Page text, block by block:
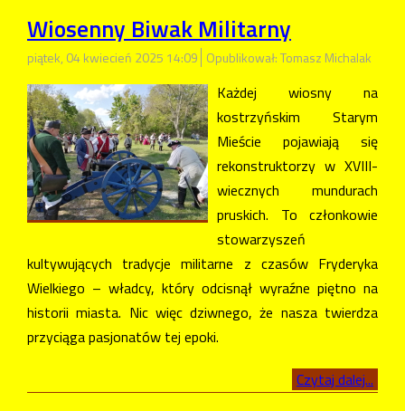
Wiosenny Biwak Militarny
piątek, 04 kwiecień 2025 14:09 Opublikował: Tomasz Michalak
Każdej wiosny na
kostrzyńskim Starym
Mieście pojawiają się
rekonstruktorzy w XVIII-
wiecznych mundurach
pruskich. To członkowie
stowarzyszeń
kultywujących tradycje militarne z czasów Fryderyka
Wielkiego – władcy, który odcisnął wyraźne piętno na
historii miasta. Nic więc dziwnego, że nasza twierdza
przyciąga pasjonatów tej epoki.
Czytaj dalej...